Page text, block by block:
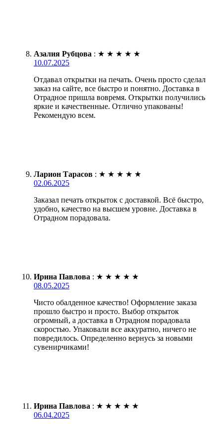
Азалия Рубцова : ★ ★ ★ ★ ★
10.07.2025
Отдавал открытки на печать. Очень просто сделал
заказ на сайте, все быстро и понятно. Доставка в
Отрадное пришла вовремя. Открытки получились
яркие и качественные. Отлично упакованы!
Рекомендую всем.
Ларион Тарасов : ★ ★ ★ ★ ★
02.06.2025
Заказал печать открыток с доставкой. Всё быстро,
удобно, качество на высшем уровне. Доставка в
Отрадном порадовала.
Ирина Павлова : ★ ★ ★ ★ ★
08.05.2025
Чисто обалденное качество! Оформление заказа
прошло быстро и просто. Выбор открыток
огромный, а доставка в Отрадном порадовала
скоростью. Упаковали все аккуратно, ничего не
повредилось. Определенно вернусь за новыми
сувенирчиками!
Ирина Павлова : ★ ★ ★ ★ ★
06.04.2025